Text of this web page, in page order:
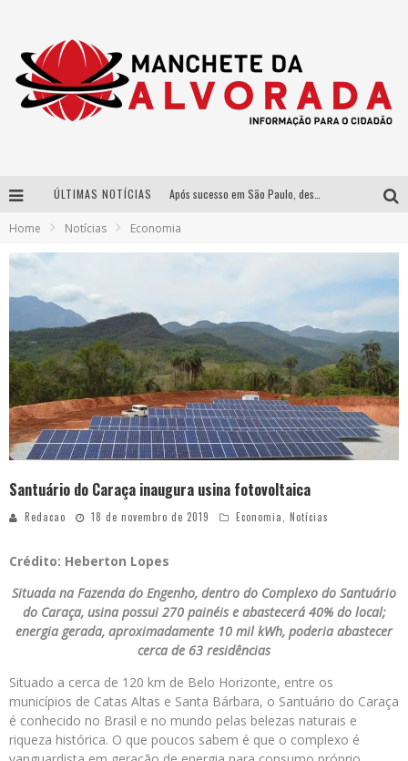
ÚLTIMAS NOTÍCIAS
Home Notícias Economia
Santuário do Caraça inaugura usina fotovoltaica
Redacao 18 de novembro de 2019 Economia, Notícias
Crédito: Heberton Lopes
Situada na Fazenda do Engenho, dentro do Complexo do Santuário
do Caraça, usina possui 270 painéis e abastecerá 40% do local;
energia gerada, aproximadamente 10 mil kWh, poderia abastecer
cerca de 63 residências
Situado a cerca de 120 km de Belo Horizonte, entre os
municípios de Catas Altas e Santa Bárbara, o Santuário do Caraça
é conhecido no Brasil e no mundo pelas belezas naturais e
riqueza histórica. O que poucos sabem é que o complexo é